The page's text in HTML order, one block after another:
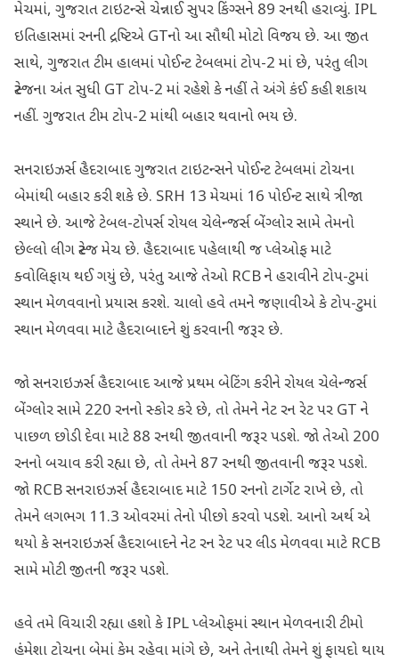
મેચમાં, ગુજરાત ટાઇટન્સે ચેન્નાઈ સુપર કિંગ્સને 89 રનથી હરાવ્યું. IPL
ઇતિહાસમાં રનની દ્રષ્ટિએ GTનો આ સૌથી મોટો વિજય છે. આ જીત
સાથે, ગુજરાત ટીમ હાલમાં પોઈન્ટ ટેબલમાં ટોપ-2 માં છે, પરંતુ લીગ
સ્ટેજના અંત સુધી GT ટોપ-2 માં રહેશે કે નહીં તે અંગે કંઈ કહી શકાય
નહીં. ગુજરાત ટીમ ટોપ-2 માંથી બહાર થવાનો ભય છે.
સનરાઇઝર્સ હૈદરાબાદ ગુજરાત ટાઇટન્સને પોઈન્ટ ટેબલમાં ટોચના
બેમાંથી બહાર કરી શકે છે. SRH 13 મેચમાં 16 પોઈન્ટ સાથે ત્રીજા
સ્થાને છે. આજે ટેબલ-ટોપર્સ રોયલ ચેલેન્જર્સ બેંગ્લોર સામે તેમનો
છેલ્લો લીગ સ્ટેજ મેચ છે. હૈદરાબાદ પહેલાથી જ પ્લેઓફ માટે
ક્વોલિફાય થઈ ગયું છે, પરંતુ આજે તેઓ RCB ને હરાવીને ટોપ-ટુમાં
સ્થાન મેળવવાનો પ્રયાસ કરશે. ચાલો હવે તમને જણાવીએ કે ટોપ-ટુમાં
સ્થાન મેળવવા માટે હૈદરાબાદને શું કરવાની જરૂર છે.
જો સનરાઇઝર્સ હૈદરાબાદ આજે પ્રથમ બેટિંગ કરીને રોયલ ચેલેન્જર્સ
બેંગ્લોર સામે 220 રનનો સ્કોર કરે છે, તો તેમને નેટ રન રેટ પર GT ને
પાછળ છોડી દેવા માટે 88 રનથી જીતવાની જરૂર પડશે. જો તેઓ 200
રનનો બચાવ કરી રહ્યા છે, તો તેમને 87 રનથી જીતવાની જરૂર પડશે.
જો RCB સનરાઇઝર્સ હૈદરાબાદ માટે 150 રનનો ટાર્ગેટ રાખે છે, તો
તેમને લગભગ 11.3 ઓવરમાં તેનો પીછો કરવો પડશે. આનો અર્થ એ
થયો કે સનરાઇઝર્સ હૈદરાબાદને નેટ રન રેટ પર લીડ મેળવવા માટે RCB
સામે મોટી જીતની જરૂર પડશે.
હવે તમે વિચારી રહ્યા હશો કે IPL પ્લેઓફમાં સ્થાન મેળવનારી ટીમો
હંમેશા ટોચના બેમાં કેમ રહેવા માંગે છે, અને તેનાથી તેમને શું ફાયદો થાય